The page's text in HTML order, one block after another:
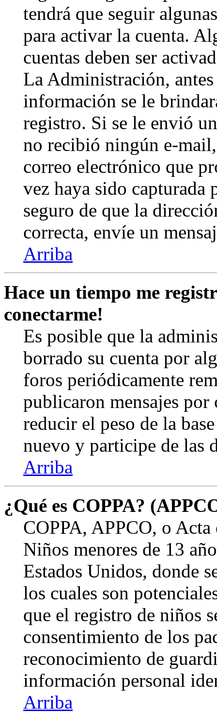
tendrá que seguir
para activar la cuenta.
cuentas deben ser
La Administración,
información se le
registro. Si se le envió
no recibió ningún e-
correo electrónico que
vez haya sido
seguro de que la
correcta, envíe un
Arriba
Hace un tiempo me
conectarme!
Es posible que la
borrado su cuenta por
foros periódicamente
publicaron mensajes
reducir el peso de la
nuevo y participe de las
Arriba
¿Qué es COPPA?
COPPA, APPCO, o
Niños menores de 13
Estados Unidos, donde
los cuales son
que el registro de niños
consentimiento de los
reconocimiento de
información personal
Arriba